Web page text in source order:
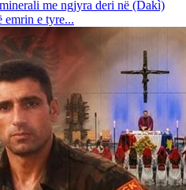
me ngjyra deri në (Dakì)
emrin e tyre...